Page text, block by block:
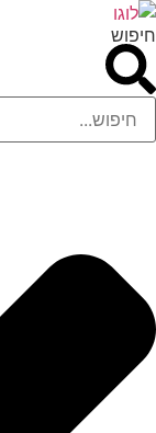
דלג
לתוכן
חיפוש